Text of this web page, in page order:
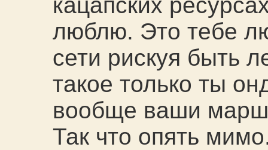
люблю. Это тебе
сети рискуя быть
такое только ты
вообще ваши
Так что опять